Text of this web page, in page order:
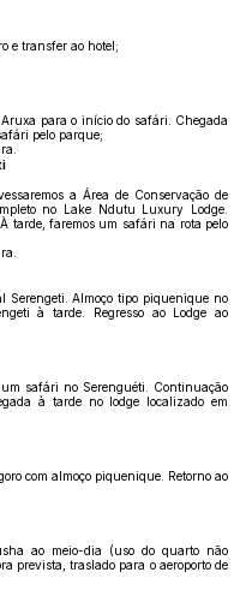
e transfer ao hotel;
para o início do safári. Chegada
pelo parque;
a Área de Conservação de
no Lake Ndutu Luxury Lodge.
tarde, faremos um safári na rota pelo
Serengeti. Almoço tipo piquenique no
à tarde. Regresso ao Lodge ao
safári no Serenguéti. Continuação
à tarde no lodge localizado em
com almoço piquenique. Retorno ao
ao meio-dia (uso do quarto não
prevista, traslado para o aeroporto de